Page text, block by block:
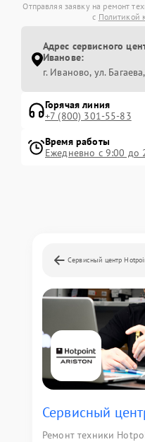
Отправляя заявку на ремонт
с Политикой
Адрес сервисного
Иванове:
г. Иваново, ул.
Горячая линия
+7 (800) 301-55-83
Время работы
Ежедневно с 9:00 до
Сервисный центр
Сервисный
Ремонт техники